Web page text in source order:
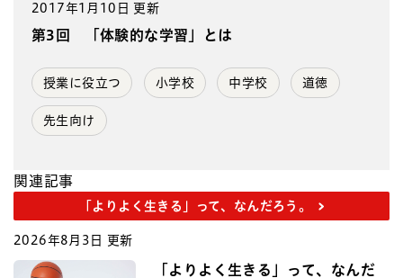
2017年1月10日 更新
第3回 「体験的な学習」とは
授業に役立つ 小学校 中学校 道徳
先生向け
関連記事
「よりよく生きる」って、なんだろう。
2026年8月3日 更新
「よりよく生きる」って、なんだ